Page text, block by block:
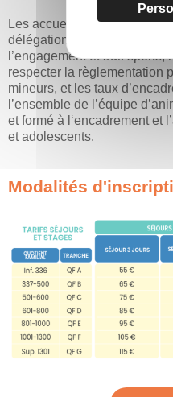
Les accueils de loisirs
délégation régionale
l’engagement et aux
respecter la règlementation
mineurs, et les taux
l’ensemble de l’équipe
et formé à l‘encadrement et
et adolescents.
Modalités